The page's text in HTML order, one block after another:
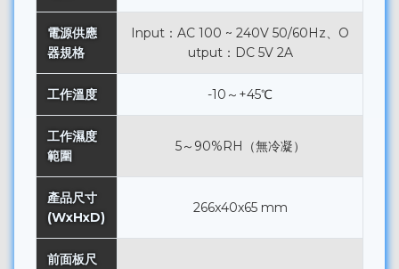
電源供應
器規格
Input：AC 100 ~ 240V 50/60Hz、O
utput：DC 5V 2A
工作溫度 -10～+45℃
工作濕度
範圍
5～90%RH（無冷凝）
產品尺寸
(WxHxD)
266x40x65 mm
前面板尺